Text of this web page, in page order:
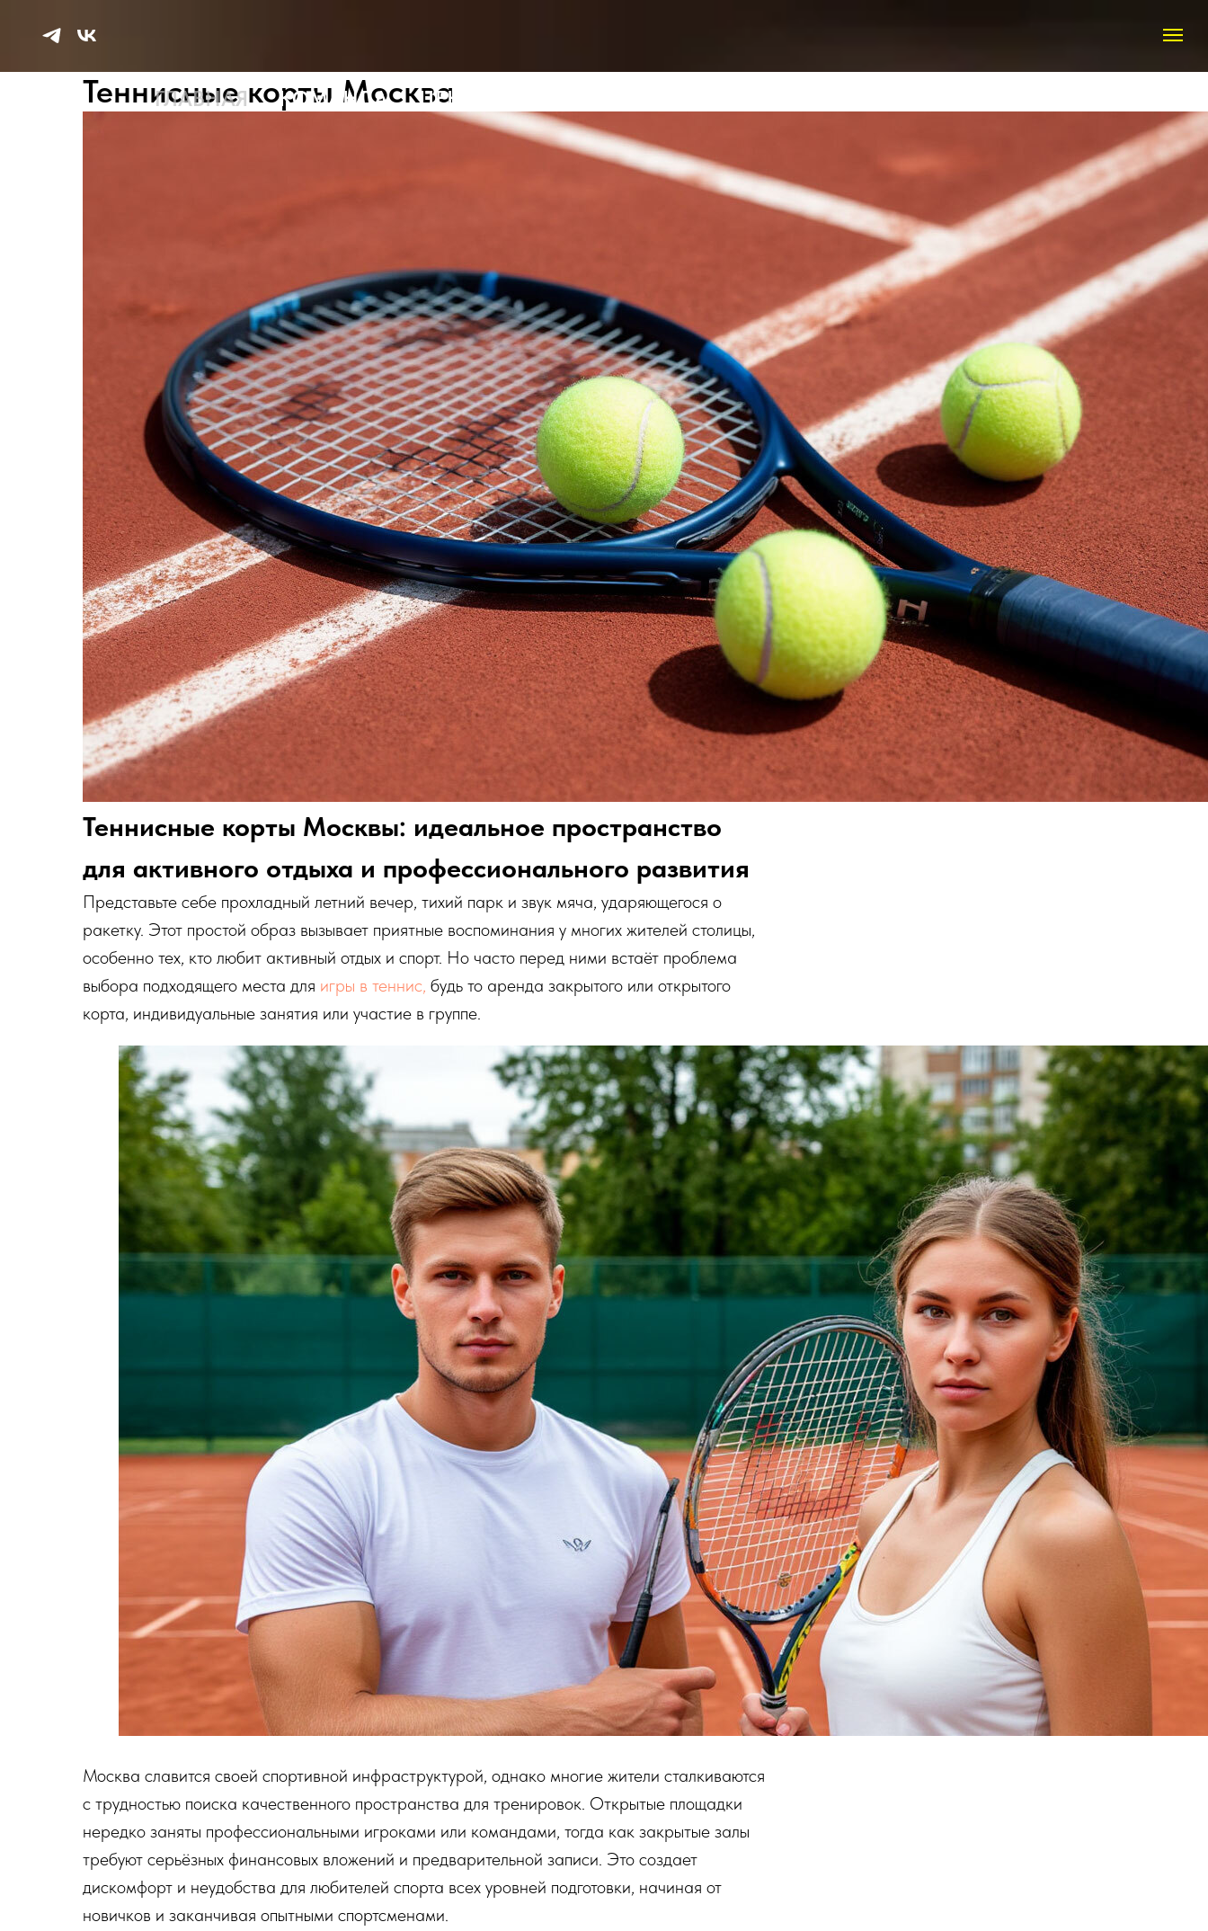
ГЛАВНАЯ КОМАНДА ЦЕНЫ
Теннисные корты Москва
Теннисные корты Москвы: идеальное пространство
для активного отдыха и профессионального развития
Представьте себе прохладный летний вечер, тихий парк и звук мяча, ударяющегося о
ракетку. Этот простой образ вызывает приятные воспоминания у многих жителей столицы,
особенно тех, кто любит активный отдых и спорт. Но часто перед ними встаёт проблема
выбора подходящего места для игры в теннис, будь то аренда закрытого или открытого
корта, индивидуальные занятия или участие в группе.
Москва славится своей спортивной инфраструктурой, однако многие жители сталкиваются
с трудностью поиска качественного пространства для тренировок. Открытые площадки
нередко заняты профессиональными игроками или командами, тогда как закрытые залы
требуют серьёзных финансовых вложений и предварительной записи. Это создает
дискомфорт и неудобства для любителей спорта всех уровней подготовки, начиная от
новичков и заканчивая опытными спортсменами.